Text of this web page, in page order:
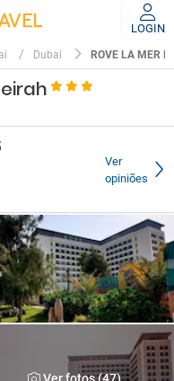
LOGIN
Dubai ROVE LA MER
Ver
opiniões
Ver fotos (47)